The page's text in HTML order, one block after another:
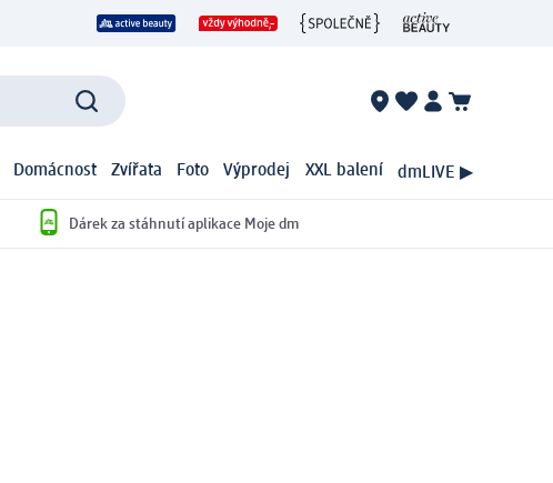
Domácnost Zvířata Foto Výprodej XXL balení dmLIVE ▶
Dárek za stáhnutí aplikace Moje dm